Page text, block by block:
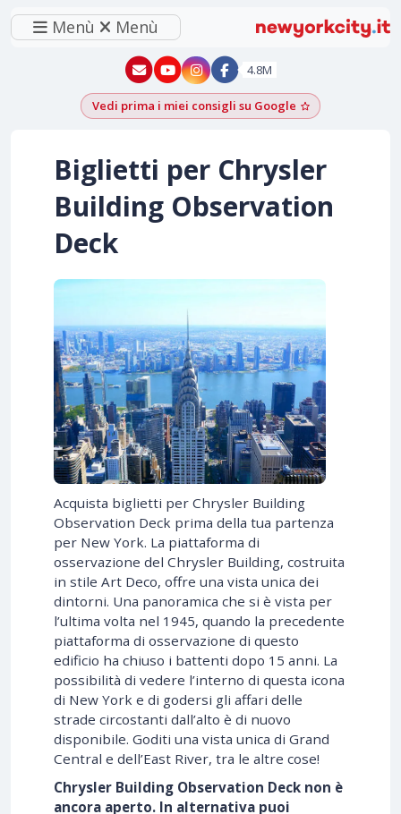
Menù Menù
New York - YouTube
New York - Instagram
4.8M
Vedi prima i miei consigli su Google Aggiungi
Biglietti per Chrysler
Building Observation
Deck
Acquista biglietti per Chrysler Building
Observation Deck prima della tua partenza
per New York. La piattaforma di
osservazione del Chrysler Building, costruita
in stile Art Deco, offre una vista unica dei
dintorni. Una panoramica che si è vista per
l’ultima volta nel 1945, quando la precedente
piattaforma di osservazione di questo
edificio ha chiuso i battenti dopo 15 anni. La
possibilità di vedere l’interno di questa icona
di New York e di godersi gli affari delle
strade circostanti dall’alto è di nuovo
disponibile. Goditi una vista unica di Grand
Central e dell’East River, tra le altre cose!
Chrysler Building Observation Deck non è
ancora aperto. In alternativa puoi